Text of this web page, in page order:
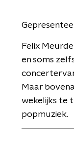
Felix
en soms
Maar
wekelijks te
popmuziek.